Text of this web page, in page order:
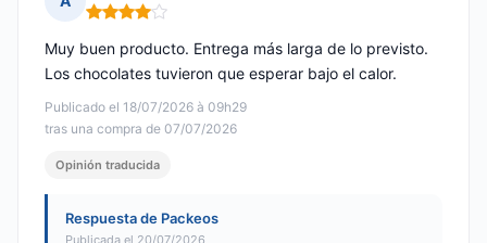
Nota: 4 de 5
Publicado el 18/07/2026 à 09h29
tras una compra de 07/07/2026
Muy buen producto. Entrega más larga de lo previsto.
Los chocolates tuvieron que esperar bajo el calor.
Opinión traducida
Respuesta de Packeos
Publicada el 20/07/2026